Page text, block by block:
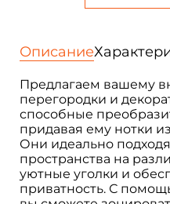
Описание
Предлагаем вашему
перегородки и
способные
придавая ему нотки
Они идеально
пространства на
уютные уголки и
приватность. С